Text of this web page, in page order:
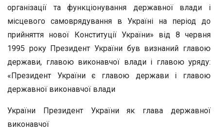
організації та функціонування державної влади і
місцевого самоврядування в Україні на період до
прийняття нової Конституції України» від 8 червня
1995 року Президент України був визнаний главою
держави, главою виконавчої влади і главою уряду:
«Президент України є главою держави і главою
державної виконавчої влади
України Президент України як глава державної
виконавчої